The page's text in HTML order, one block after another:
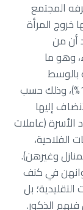
المجتمع
المرأة
أن من
وهو ما
بالوسط
)، وذلك حسب
تنضاف إليها
الأسرة (عاملات
الفلاحية،
وغيرهن).
في كنف
بل
الذكور.